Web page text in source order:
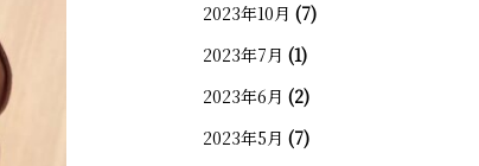
2023年10月 (7)
2023年7月 (1)
2023年6月 (2)
2023年5月 (7)